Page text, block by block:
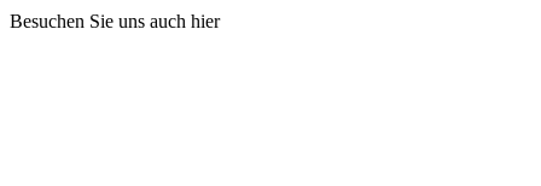
Besuchen Sie uns auch hier